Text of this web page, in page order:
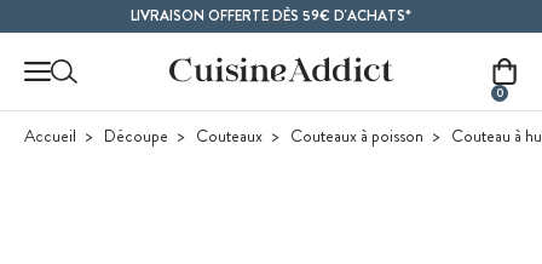
LIVRAISON OFFERTE DÈS 59€ D'ACHATS*
0
Accueil Découpe Couteaux Couteaux à poisson Couteau à